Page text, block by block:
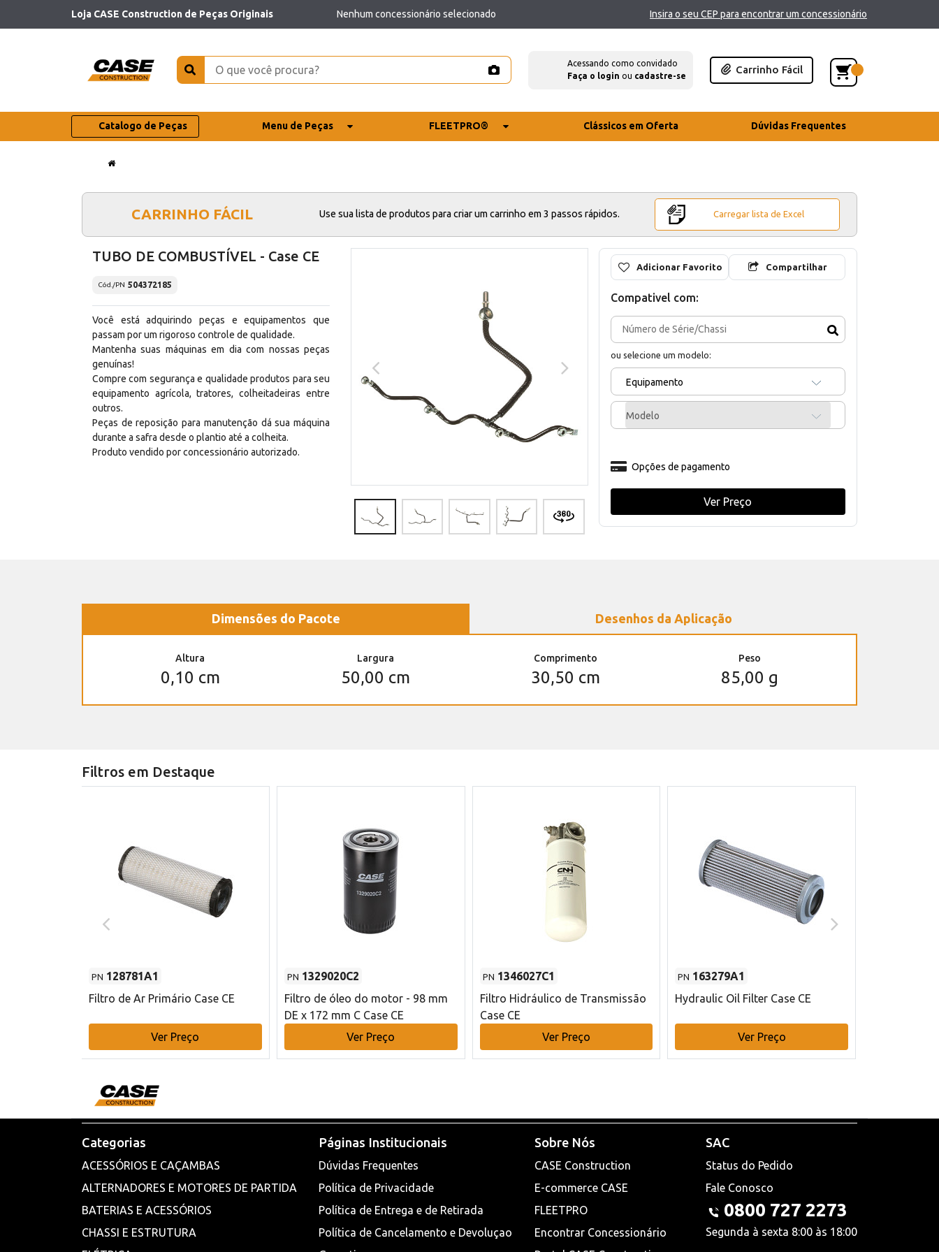
Loja CASE Construction de Peças Originais Nenhum concessionário selecionado Insira o seu CEP para encontrar um concessionário
Acessando como convidado
Faça o login ou cadastre-se
Carrinho Fácil
Catalogo de Peças Menu de Peças FLEETPRO® Clássicos em Oferta Dúvidas Frequentes
CARRINHO FÁCIL Use sua lista de produtos para criar um carrinho em 3 passos rápidos. Carregar lista de Excel
TUBO DE COMBUSTÍVEL - Case CE
Cód./PN 504372185
Você está adquirindo peças e equipamentos que
passam por um rigoroso controle de qualidade.
Mantenha suas máquinas em dia com nossas peças
genuínas!
Compre com segurança e qualidade produtos para seu
equipamento agrícola, tratores, colheitadeiras entre
outros.
Peças de reposição para manutenção dá sua máquina
durante a safra desde o plantio até a colheita.
Produto vendido por concessionário autorizado.
Adicionar Favorito Compartilhar
Compativel com:
ou selecione um modelo:
Equipamento
Modelo
Opções de pagamento
Ver Preço
Dimensões do Pacote Desenhos da Aplicação
Altura
0,10 cm
Largura
50,00 cm
Comprimento
30,50 cm
Peso
85,00 g
Filtros em Destaque
PN 128781A1
Filtro de Ar Primário Case CE
Ver Preço
PN 1329020C2
Filtro de óleo do motor - 98 mm
DE x 172 mm C Case CE
Ver Preço
PN 1346027C1
Filtro Hidráulico de Transmissão
Case CE
Ver Preço
PN 163279A1
Hydraulic Oil Filter Case CE
Ver Preço
Categorias
ACESSÓRIOS E CAÇAMBAS
ALTERNADORES E MOTORES DE PARTIDA
BATERIAS E ACESSÓRIOS
CHASSI E ESTRUTURA
Páginas Institucionais
Dúvidas Frequentes
Política de Privacidade
Política de Entrega e de Retirada
Política de Cancelamento e Devoluçao
Sobre Nós
CASE Construction
E-commerce CASE
FLEETPRO
Encontrar Concessionário
SAC
Status do Pedido
Fale Conosco
0800 727 2273
Segunda à sexta 8:00 às 18:00